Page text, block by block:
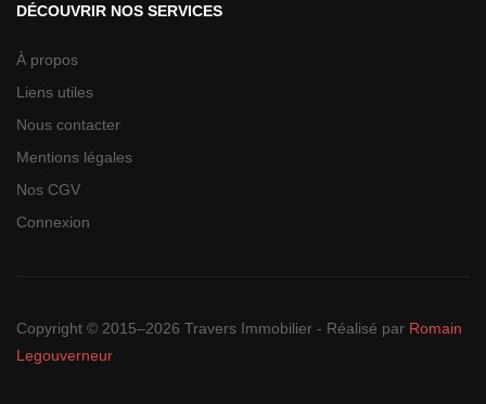
DÉCOUVRIR NOS SERVICES
À propos
Liens utiles
Nous contacter
Mentions légales
Nos CGV
Connexion
Copyright © 2015–2026 Travers Immobilier - Réalisé par Romain
Legouverneur